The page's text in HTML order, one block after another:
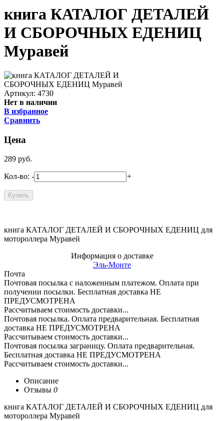
книга КАТАЛОГ ДЕТАЛЕЙ
И СБОРОЧНЫХ ЕДЕНИЦ
Муравей
Артикул: 4730
Нет в наличии
В избранное
Сравнить
Цена
289 руб.
Кол-во: - +
книга КАТАЛОГ ДЕТАЛЕЙ И СБОРОЧНЫХ ЕДЕНИЦ для
мотороллера Муравей
Информация о доставке
Эль-Монте
Почта
Почтовая посылка с наложенным платежом. Оплата при
получении посылки. Бесплатная доставка НЕ
ПРЕДУСМОТРЕНА
Рассчитываем стоимость доставки...
Почтовая посылка. Оплата предварительная. Бесплатная
доставка НЕ ПРЕДУСМОТРЕНА
Рассчитываем стоимость доставки...
Почтовая посылка заграницу. Оплата предварительная.
Бесплатная доставка НЕ ПРЕДУСМОТРЕНА
Рассчитываем стоимость доставки...
Описание
Отзывы 0
книга КАТАЛОГ ДЕТАЛЕЙ И СБОРОЧНЫХ ЕДЕНИЦ для
мотороллера Муравей